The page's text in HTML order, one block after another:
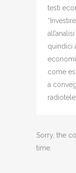
testi
quindici
come
a
Sorry, the
time.